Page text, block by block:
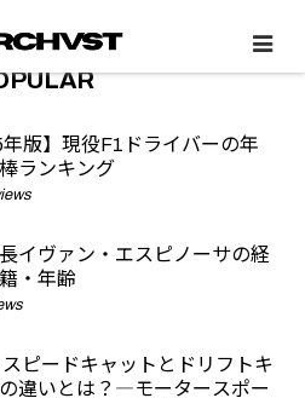
年版】現役F1ドライバーの年
ランキング
イヴァン・エスピノーサの経
・年齢
スピードキャットとドリフトキ
違いとは？―モータースポー